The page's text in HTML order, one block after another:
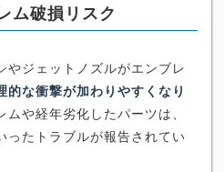
ム破損リスク
やジェットノズルがエンブレ
的な衝撃が加わりやすくなり
や経年劣化したパーツは、
ったトラブルが報告されてい